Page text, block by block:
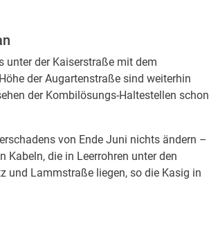
unter der Kaiserstraße mit dem
der Augartenstraße sind weiterhin
der Kombilösungs-Haltestellen schon
von Ende Juni nichts ändern –
die in Leerrohren unter den
und Lammstraße liegen, so die Kasig in